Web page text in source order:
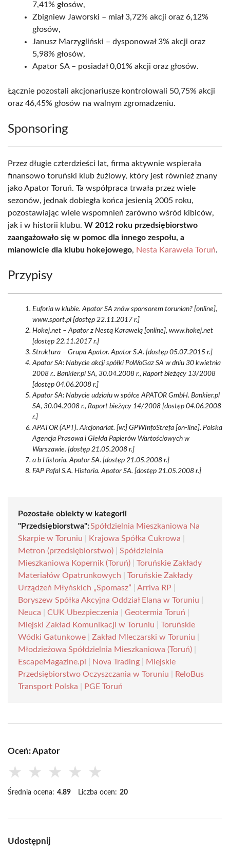
7,41% głosów,
Zbigniew Jaworski – miał 3,72% akcji oraz 6,12%
głosów,
Janusz Marzygliński – dysponował 3% akcji oraz
5,98% głosów,
Apator SA – posiadał 0,01% akcji oraz głosów.
Łącznie pozostali akcjonariusze kontrolowali 50,75% akcji
oraz 46,45% głosów na walnym zgromadzeniu.
Sponsoring
Przez długie czterdzieści lat, firma aktywnie wspierała
finansowo toruński klub żużlowy, który jest również znany
jako Apator Toruń. Ta współpraca trwała przez wiele
sezonów, jednak dobiegła końca jesienią 2005 roku,
pozostawiając wiele wspomnień zarówno wśród kibiców,
jak i w historii klubu. W 2012 roku przedsiębiorstwo
zaangażowało się w pomoc dla innego zespołu, a
mianowicie dla klubu hokejowego, Nesta Karawela Toruń.
Przypisy
Euforia w klubie. Apator SA znów sponsorem torunian? [online],
www.sport.pl [dostęp 22.11.2017 r.]
Hokej.net – Apator z Nestą Karawelą [online], www.hokej.net
[dostęp 22.11.2017 r.]
Struktura – Grupa Apator. Apator S.A. [dostęp 05.07.2015 r.]
Apator SA: Nabycie akcji spółki PoWoGaz SA w dniu 30 kwietnia
2008 r.. Bankier.pl SA, 30.04.2008 r., Raport bieżący 13/2008
[dostęp 04.06.2008 r.]
Apator SA: Nabycie udziału w spółce APATOR GmbH. Bankier.pl
SA, 30.04.2008 r., Raport bieżący 14/2008 [dostęp 04.06.2008
r.]
APATOR (APT). Akcjonariat. [w:] GPWInfoStrefa [on-line]. Polska
Agencja Prasowa i Giełda Papierów Wartościowych w
Warszawie. [dostęp 21.05.2008 r.]
a b Historia. Apator SA. [dostęp 21.05.2008 r.]
FAP Pafal S.A. Historia. Apator SA. [dostęp 21.05.2008 r.]
Pozostałe obiekty w kategorii
"Przedsiębiorstwa":Spółdzielnia Mieszkaniowa Na
Skarpie w Toruniu
Krajowa Spółka Cukrowa
Metron (przedsiębiorstwo)
Spółdzielnia
Mieszkaniowa Kopernik (Toruń)
Toruńskie Zakłady
Materiałów Opatrunkowych
Toruńskie Zakłady
Urządzeń Młyńskich „Spomasz”
Arriva RP
Boryszew Spółka Akcyjna Oddział Elana w Toruniu
Neuca
CUK Ubezpieczenia Geotermia Toruń
Miejski Zakład Komunikacji w Toruniu
Toruńskie
Wódki Gatunkowe
Zakład Mleczarski w Toruniu
Młodzieżowa Spółdzielnia Mieszkaniowa (Toruń)
EscapeMagazine.pl
Nova Trading
Miejskie
Przedsiębiorstwo Oczyszczania w Toruniu
ReloBus
Transport Polska
PGE Toruń
Oceń: Apator
★ ★ ★ ★ ★
Średnia ocena: 4.89 Liczba ocen: 20
Udostępnij